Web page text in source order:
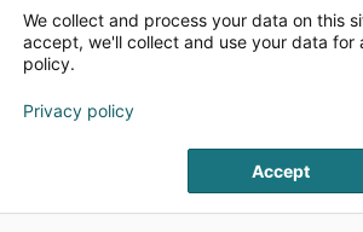
We collect and process your data on this
accept, we'll collect and use your data for
policy.
Privacy policy
Accept